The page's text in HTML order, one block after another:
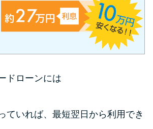
年収が低い＆他社借入があると
落ちる？バンクイックの口コミ
を分析
わせ先とシーン別の問い合わ
ドローンには
ていれば、最短翌日から利用でき